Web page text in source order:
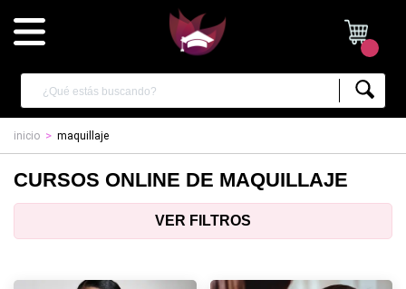
inicio maquillaje
CURSOS ONLINE DE MAQUILLAJE
VER FILTROS